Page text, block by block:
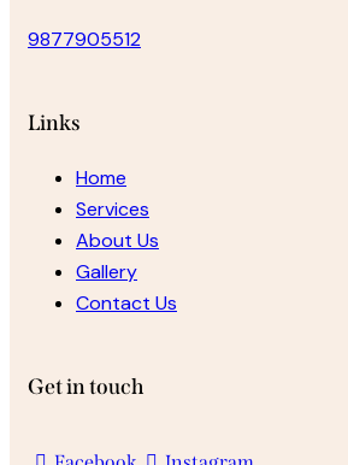
9877905512
Links
Home
Services
About Us
Gallery
Contact Us
Get in touch